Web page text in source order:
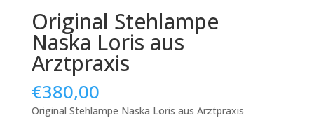
Original Stehlampe
Naska Loris aus
Arztpraxis
€380,00
Original Stehlampe Naska Loris aus Arztpraxis